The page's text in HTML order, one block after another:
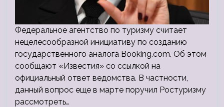
Федеральное агентство по туризму считает
нецелесообразной инициативу по созданию
государственного аналога Booking.com. Об этом
сообщают «Известия» со ссылкой на
официальный ответ ведомства. В частности,
данный вопрос еще в марте поручил Ростуризму
рассмотреть…